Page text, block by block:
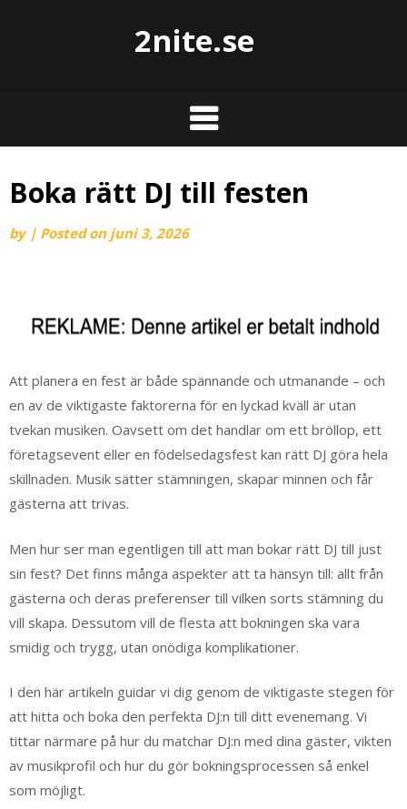
2nite.se
Boka rätt DJ till festen
by | Posted on juni 3, 2026
Att planera en fest är både spännande och utmanande – och
en av de viktigaste faktorerna för en lyckad kväll är utan
tvekan musiken. Oavsett om det handlar om ett bröllop, ett
företagsevent eller en födelsedagsfest kan rätt DJ göra hela
skillnaden. Musik sätter stämningen, skapar minnen och får
gästerna att trivas.
Men hur ser man egentligen till att man bokar rätt DJ till just
sin fest? Det finns många aspekter att ta hänsyn till: allt från
gästerna och deras preferenser till vilken sorts stämning du
vill skapa. Dessutom vill de flesta att bokningen ska vara
smidig och trygg, utan onödiga komplikationer.
I den här artikeln guidar vi dig genom de viktigaste stegen för
att hitta och boka den perfekta DJ:n till ditt evenemang. Vi
tittar närmare på hur du matchar DJ:n med dina gäster, vikten
av musikprofil och hur du gör bokningsprocessen så enkel
som möjligt.